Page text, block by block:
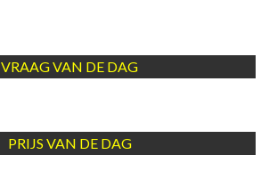
VRAAG VAN DE DAG
PRIJS VAN DE DAG